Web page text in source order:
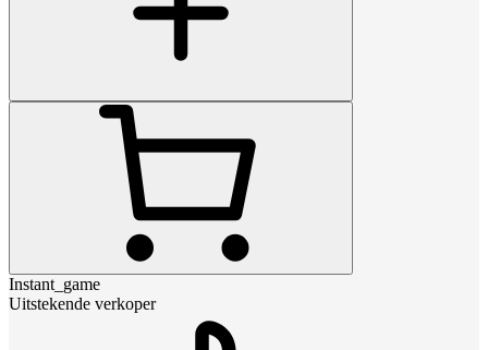
Instant_game
Uitstekende verkoper